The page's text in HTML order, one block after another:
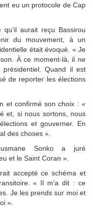
eu un protocole de Cap
aurait reçu Bassirou
du mouvement, à un
était évoqué. « Je
À ce moment-là, il ne
Quand il est
de reporter les élections
et confirmé son choix : «
et, si nous sortons, nous
et gouverner. En
des choses ».
Sonko a juré
et le Saint Coran ».
accepté ce schéma et
« Il m’a dit : ce
Je les prends sur moi et
».